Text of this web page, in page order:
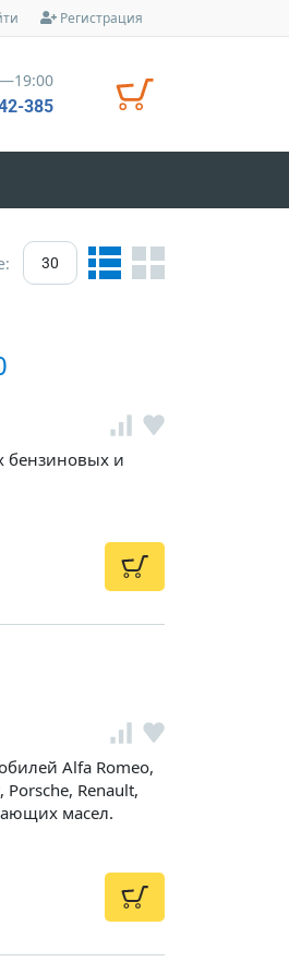
Регистрация
385
30
бензиновых и
Alfa Romeo,
Porsche, Renault,
масел.